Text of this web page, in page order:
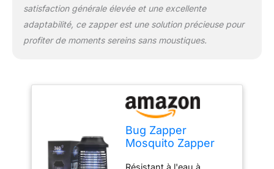
grille puissante qui
n'obstrue pas
efficacement les
insectes. Cette lampe
touchés avec la grille de
tension 4200, et le tube
UV de 15 W attire et
Les moustiquaires
offrent un puissant
contrôle des insectes à
satisfaction générale élevée et une excellente
adaptabilité, ce zapper est une solution précieuse pour
profiter de moments sereins sans moustiques.
Bug Zapper
Mosquito Zapper
Résistant à l'eau à